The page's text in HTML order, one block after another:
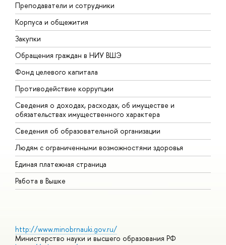
Преподаватели и сотрудники
Корпуса и общежития
Закупки
Обращения граждан в НИУ ВШЭ
Фонд целевого капитала
Противодействие коррупции
Сведения о доходах, расходах, об имуществе и
обязательствах имущественного характера
Сведения об образовательной организации
Людям с ограниченными возможностями здоровья
Единая платежная страница
Работа в Вышке
http://www.minobrnauki.gov.ru/
Министерство науки и высшего образования РФ